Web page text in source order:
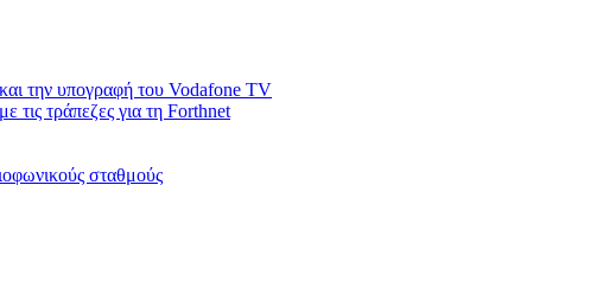
την υπογραφή του Vodafone TV
τράπεζες για τη Forthnet
σταθμούς